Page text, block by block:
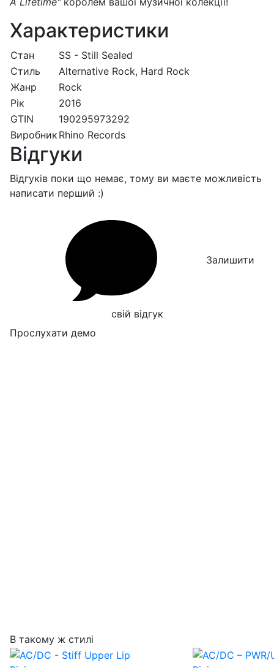
Характеристики
Стан
SS - Still Sealed
Стиль
Alternative Rock, Hard Rock
Жанр
Rock
Рік
2016
GTIN
190295973292
Виробник Rhino Records
Відгуки
Відгуків поки що немає, тому ви маєте можливість
написати перший :)
Залишити
свій відгук
Прослухати демо
В такому ж стилі